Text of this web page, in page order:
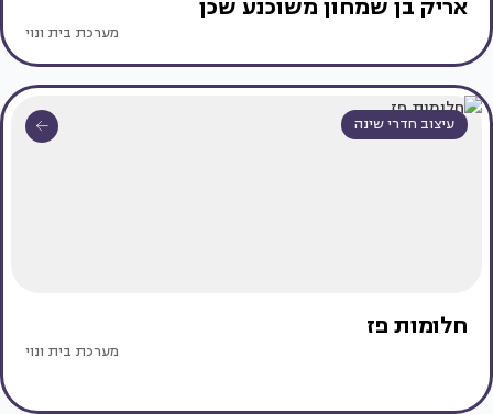
אריק בן שמחון משוכנע שכן
מערכת בית ונוי
עיצוב חדרי שינה
חלומות פז
מערכת בית ונוי